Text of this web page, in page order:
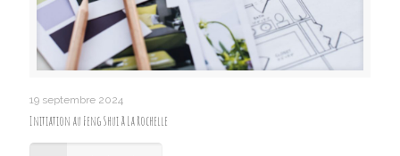
19 septembre 2024
Initiation au Feng Shui à La Rochelle